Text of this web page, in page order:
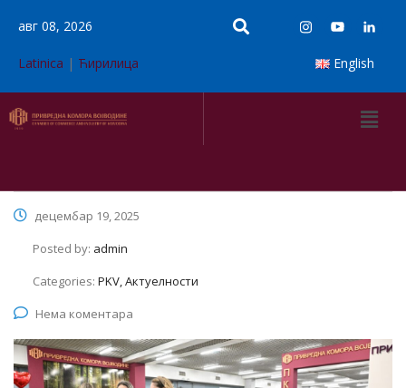
авг 08, 2026
Latinica | Ћирилица English
децембар 19, 2025
Posted by: admin
Categories: PKV, Актуелности
Нема коментара